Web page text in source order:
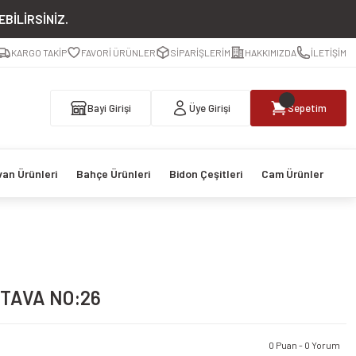
KARGO TAKİP FAVORİ ÜRÜNLER SİPARİŞLERİM HAKKIMIZDA İLETİŞİM
Bayi Girişi Üye Girişi Sepetim
Ürünleri Bahçe Ürünleri Bidon Çeşitleri Cam Ürünler
NO:26
0 Puan - 0 Yorum